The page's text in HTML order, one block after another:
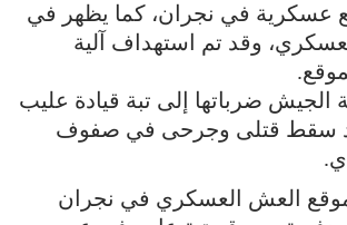
عسكرية في نجران، كما يظهر في
وقد تم استهداف آلية
ضرباتها إلى تبة قيادة عليب
سقط قتلى وجرحى في صفوف
العش العسكري في نجران